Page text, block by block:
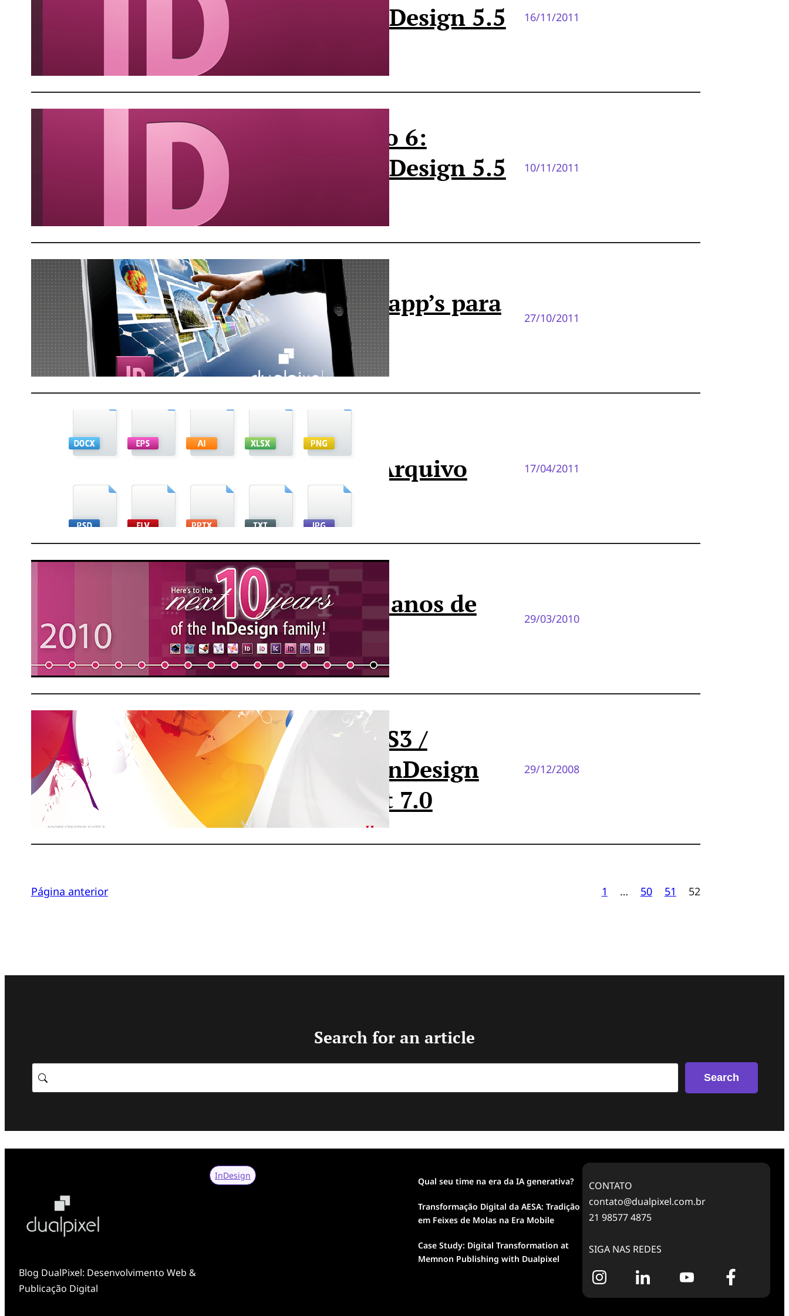
Conheça o InDesign 5.5
16/11/2011
A caminho do 6:
Conheça o InDesign 5.5
10/11/2011
Produção de app’s para
tablets
27/10/2011
Formato de Arquivo 17/04/2011
InDesign: 10 anos de
excelência
29/03/2010
Photoshop CS3 /
Illustrator / InDesign
CS3 / Acrobat 7.0
29/12/2008
Página anterior 1 … 50 51 52
Search for an article
Search Search
Blog DualPixel: Desenvolvimento Web &
Publicação Digital
InDesign
Qual seu time na era da IA generativa?
Transformação Digital da AESA: Tradição
em Feixes de Molas na Era Mobile
Case Study: Digital Transformation at
Memnon Publishing with Dualpixel
CONTATO
contato@dualpixel.com.br
21 98577 4875
SIGA NAS REDES